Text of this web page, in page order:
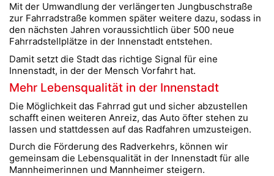
Mit der Umwandlung der verlängerten Jungbuschstraße
zur Fahrradstraße kommen später weitere dazu, sodass in
den nächsten Jahren voraussichtlich über 500 neue
Fahrradstellplätze in der Innenstadt entstehen.
Damit setzt die Stadt das richtige Signal für eine
Innenstadt, in der der Mensch Vorfahrt hat.
Mehr Lebensqualität in der Innenstadt
Die Möglichkeit das Fahrrad gut und sicher abzustellen
schafft einen weiteren Anreiz, das Auto öfter stehen zu
lassen und stattdessen auf das Radfahren umzusteigen.
Durch die Förderung des Radverkehrs, können wir
gemeinsam die Lebensqualität in der Innenstadt für alle
Mannheimerinnen und Mannheimer steigern.